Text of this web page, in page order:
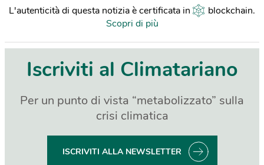
L'autenticità di questa notizia è certificata in blockchain.
Scopri di più
Iscriviti al Climatariano
Per un punto di vista “metabolizzato” sulla
crisi climatica
ISCRIVITI ALLA NEWSLETTER